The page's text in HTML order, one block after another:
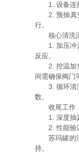
1. 设备连接
2. 预抽真空
行。
核心清洗
1. 加压冲洗
反应。
2. 控温加热
间需确保阀门
3. 循环清洗
数。
收尾工作​
1. 深度抽真
2. 性能验证
苏玛罐的清
持。